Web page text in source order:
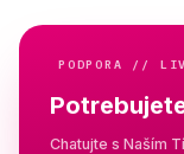
PODPORA //
Chatujte s Naším